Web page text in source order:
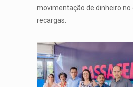
movimentação de dinheiro
recargas.